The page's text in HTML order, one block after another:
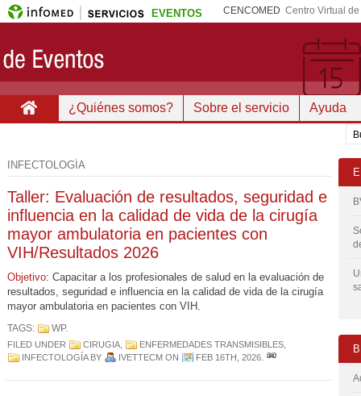
EVENTOS CENCOMED Centro Virtual
¿Quiénes somos? Sobre el servicio Ayuda
INFECTOLOGÍA
Taller: Evaluación de resultados, seguridad e
influencia en la calidad de vida de la cirugía
mayor ambulatoria en pacientes con
VIH/Resultados 2026
Objetivo: Capacitar a los profesionales de salud en la evaluación de
resultados, seguridad e influencia en la calidad de vida de la cirugía
mayor ambulatoria en pacientes con VIH.
TAGS: WP.
FILED UNDER CIRUGIA ENFERMEDADES TRANSMISIBLES
INFECTOLOGÍABY IVETTECM ON FEB 16TH, 2026